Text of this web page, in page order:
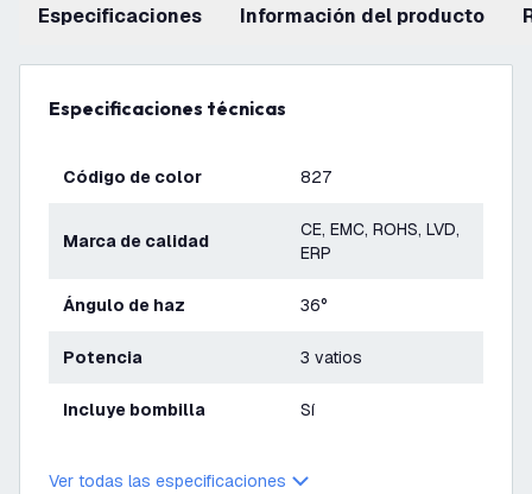
Especificaciones información del producto
Especificaciones técnicas
Código de color 827
Marca de calidad
CE, EMC, ROHS, LVD,
ERP
Ángulo de haz 36°
Potencia 3 vatios
Incluye bombilla Sí
Ver todas las especificaciones